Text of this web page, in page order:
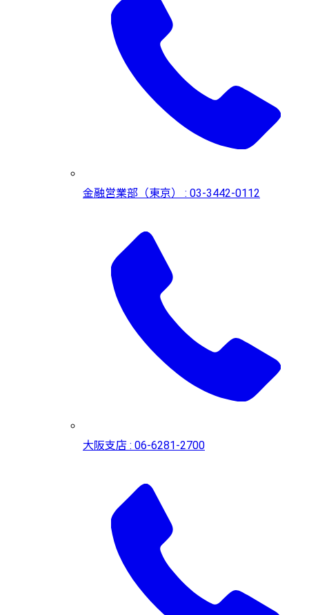
金融営業部（東京） : 03-3442-0112
大阪支店 : 06-6281-2700